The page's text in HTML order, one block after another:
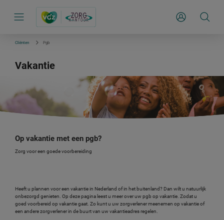
Inloggen
Cliënten Pgb
Vakantie
Op vakantie met een pgb?
Zorg voor een goede voorbereiding
Heeft u plannen voor een vakantie in Nederland of in het buitenland? Dan wilt u natuurlijk
onbezorgd genieten. Op deze pagina leest u meer over uw pgb op vakantie. Zodat u
goed voorbereid op vakantie gaat. Zo kunt u uw zorgverlener meenemen op vakantie of
een andere zorgverlener in de buurt van uw vakantieadres regelen.